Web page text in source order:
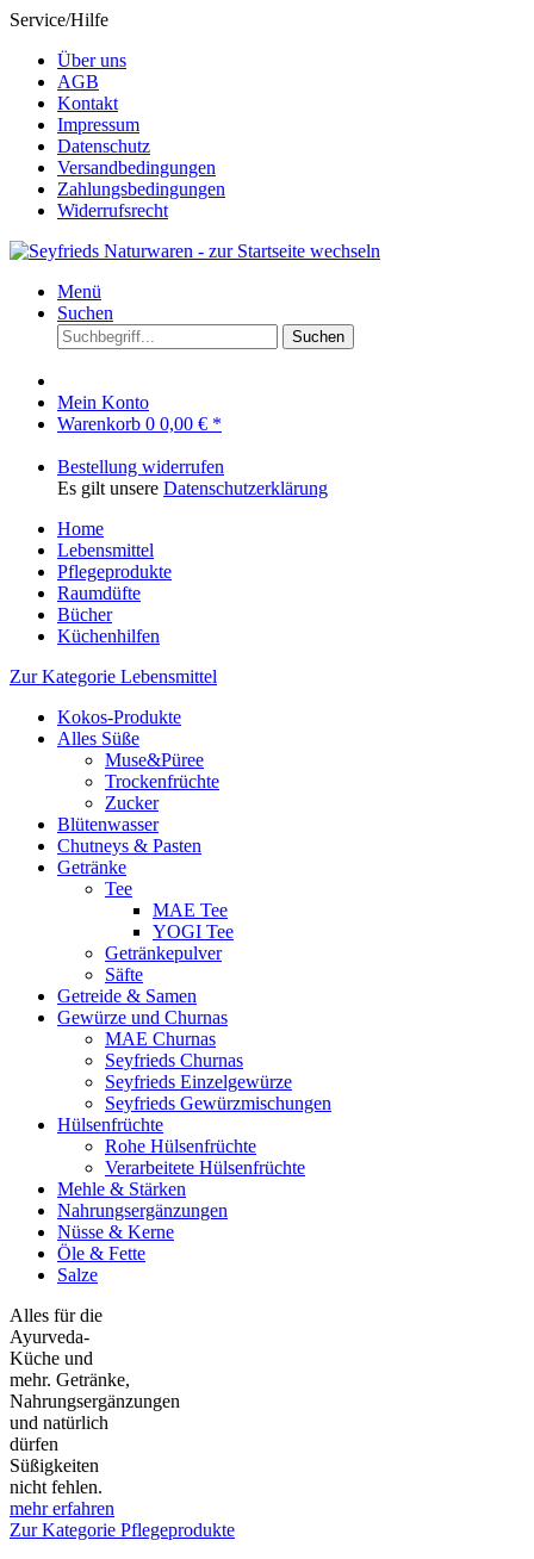
Service/Hilfe
Über uns
AGB
Kontakt
Impressum
Datenschutz
Versandbedingungen
Zahlungsbedingungen
Widerrufsrecht
Menü
Suchen
Suchen
Mein Konto
Warenkorb 0 0,00 € *
Bestellung widerrufen
Es gilt unsere Datenschutzerklärung
Home
Lebensmittel
Pflegeprodukte
Raumdüfte
Bücher
Küchenhilfen
Zur Kategorie Lebensmittel
Kokos-Produkte
Alles Süße
Muse&Püree
Trockenfrüchte
Zucker
Blütenwasser
Chutneys & Pasten
Getränke
Tee
MAE Tee
YOGI Tee
Getränkepulver
Säfte
Getreide & Samen
Gewürze und Churnas
MAE Churnas
Seyfrieds Churnas
Seyfrieds Einzelgewürze
Seyfrieds Gewürzmischungen
Hülsenfrüchte
Rohe Hülsenfrüchte
Verarbeitete Hülsenfrüchte
Mehle & Stärken
Nahrungsergänzungen
Nüsse & Kerne
Öle & Fette
Salze
Alles für die
Ayurveda-
Küche und
mehr. Getränke,
Nahrungsergänzungen
und natürlich
dürfen
Süßigkeiten
nicht fehlen.
mehr erfahren
Zur Kategorie Pflegeprodukte